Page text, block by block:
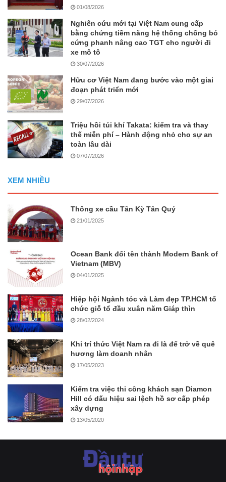
01/08/2026
Nghiên cứu mới tại Việt Nam cung cấp
bằng chứng tiềm năng hệ thống chống bó
cứng phanh nâng cao TGT cho người đi
xe mô tô
30/07/2026
Hữu cơ Việt Nam đang bước vào một giai
đoạn phát triển mới
29/07/2026
Triệu hồi túi khí Takata: kiểm tra và thay
thế miễn phí – Hành động nhỏ cho sự an
toàn lâu dài
07/07/2026
XEM NHIỀU
Thông xe cầu Tân Kỳ Tân Quý
21/01/2025
Ocean Bank đổi tên thành Modern Bank of
Vietnam (MBV)
04/01/2025
Hiệp hội Ngành tóc và Làm đẹp TP.HCM tổ
chức giỗ tổ đầu xuân năm Giáp thìn
28/02/2024
Khi trí thức Việt Nam ra đi là để trở về quê
hương làm doanh nhân
17/05/2023
Kiểm tra việc thi công khách sạn Diamon
Hill có dấu hiệu sai lệch hồ sơ cấp phép
xây dựng
13/05/2020